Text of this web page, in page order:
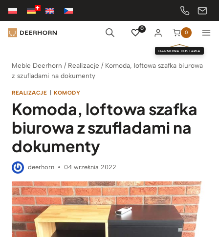
Przejdź
treści
0
0
DARMOWA DOSTAWA
Meble Deerhorn / Realizacje / Komoda, loftowa szafka biurowa
z szufladami na dokumenty
REALIZACJE | KOMODY
Komoda, loftowa szafka
biurowa z szufladami na
dokumenty
deerhorn 04 września 2022